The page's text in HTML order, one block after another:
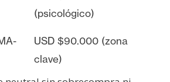
(psicológico)
USD $90.000 (zona
clave)